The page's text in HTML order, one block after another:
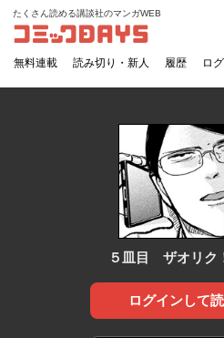
コミックDAYS
たくさん読める講談社のマンガWEB
無料連載 読み切り・新人 履歴 ロ
５皿目 ザオリク
ログインして